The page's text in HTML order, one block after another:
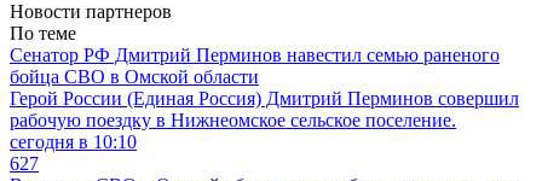
Новости партнеров
По теме
Сенатор РФ Дмитрий Перминов навестил семью раненого
бойца СВО в Омской области
Герой России (Единая Россия) Дмитрий Перминов совершил
рабочую поездку в Нижнеомское сельское поселение.
сегодня в 10:10
627